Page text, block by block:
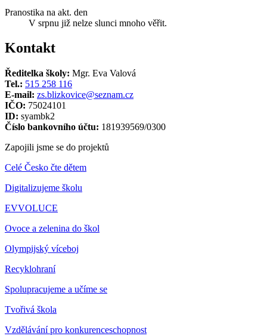
Pranostika na akt. den
V srpnu již nelze slunci mnoho věřit.
Kontakt
Ředitelka školy: Mgr. Eva Valová
Tel.: 515 258 116
E-mail: zs.blizkovice@seznam.cz
IČO: 75024101
ID: syambk2
Číslo bankovního účtu: 181939569/0300
Zapojili jsme se do projektů
Celé Česko čte dětem
Digitalizujeme školu
EVVOLUCE
Ovoce a zelenina do škol
Olympijský víceboj
Recyklohraní
Spolupracujeme a učíme se
Tvořivá škola
Vzdělávání pro konkurenceschopnost